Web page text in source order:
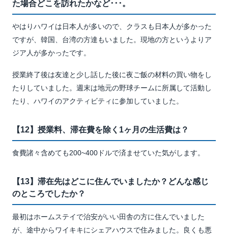
た場合どこを訪れたかなど･･･。
やはりハワイは日本人が多いので、クラスも日本人が多かった
ですが、韓国、台湾の方達もいました。現地の方というよりア
ジア人が多かったです。
授業終了後は友達と少し話した後に夜ご飯の材料の買い物をし
たりしていました。週末は地元の野球チームに所属して活動し
たり、ハワイのアクティビティに参加していました。
【12】授業料、滞在費を除く1ヶ月の生活費は？
食費諸々含めても200~400ドルで済ませていた気がします。
【13】滞在先はどこに住んでいましたか？どんな感じ
のところでしたか？
最初はホームステイで治安がいい田舎の方に住んでいました
が、途中からワイキキにシェアハウスで住みました。良くも悪